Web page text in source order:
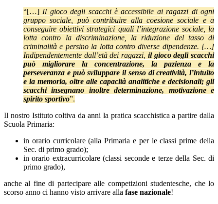
“[…] Il gioco degli scacchi è accessibile ai ragazzi di ogni
gruppo sociale, può contribuire alla coesione sociale e a
conseguire obiettivi strategici quali l’integrazione sociale, la
lotta contro la discriminazione, la riduzione del tasso di
criminalità e persino la lotta contro diverse dipendenze. […]
Indipendentemente dall’età dei ragazzi, il gioco degli scacchi
può migliorare la concentrazione, la pazienza e la
perseveranza e può sviluppare il senso di creatività, l’intuito
e la memoria, oltre alle capacità analitiche e decisionali; gli
scacchi insegnano inoltre determinazione, motivazione e
spirito sportivo”.
Il nostro Istituto coltiva da anni la pratica scacchistica a partire dalla
Scuola Primaria:
in orario curricolare (alla Primaria e per le classi prime della
Sec. di primo grado);
in orario extracurricolare (classi seconde e terze della Sec. di
primo grado),
anche al fine di partecipare alle competizioni studentesche, che lo
scorso anno ci hanno visto arrivare alla fase nazionale!